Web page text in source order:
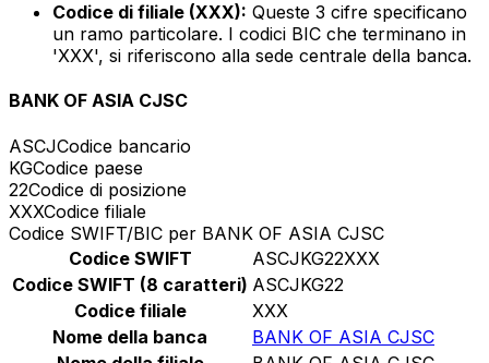
Codice di filiale (XXX): Queste 3 cifre specificano
un ramo particolare. I codici BIC che terminano in
'XXX', si riferiscono alla sede centrale della banca.
BANK OF ASIA CJSC
ASCJCodice bancario
KGCodice paese
22Codice di posizione
XXXCodice filiale
Codice SWIFT/BIC per BANK OF ASIA CJSC
Codice SWIFT
ASCJKG22XXX
Codice SWIFT (8 caratteri) ASCJKG22
Codice filiale
XXX
Nome della banca
BANK OF ASIA CJSC